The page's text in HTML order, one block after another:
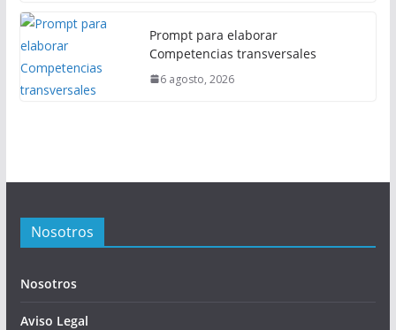
Prompt para elaborar
Competencias transversales
6 agosto, 2026
Nosotros
Nosotros
Aviso Legal